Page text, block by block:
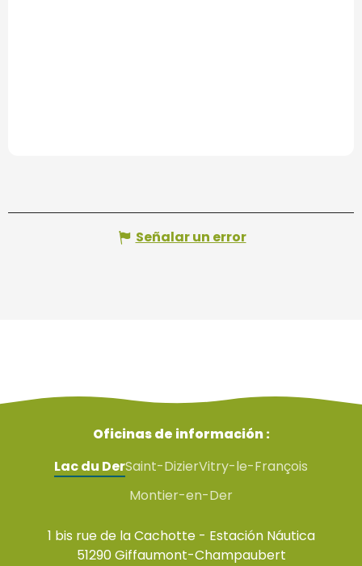
Señalar un error
Oficinas de información :
Lac du DerSaint-DizierVitry-le-François
Montier-en-Der
1 bis rue de la Cachotte - Estación Náutica
51290 Giffaumont-Champaubert